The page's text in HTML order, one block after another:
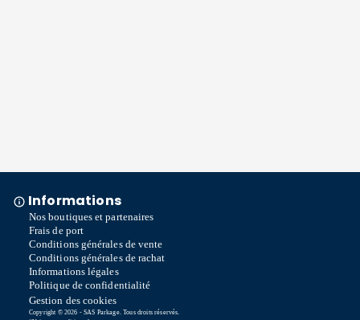
Informations
Nos boutiques et partenaires
Frais de port
Conditions générales de vente
Conditions générales de rachat
Informations légales
Politique de confidentialité
Gestion des cookies
Copyright © 2026 - SAS Parkage. Tous droits réservés.